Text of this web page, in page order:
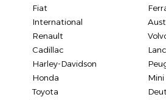
Fiat
International
Renault
Cadillac
Harley-Davidson
Honda
Mini
Toyota